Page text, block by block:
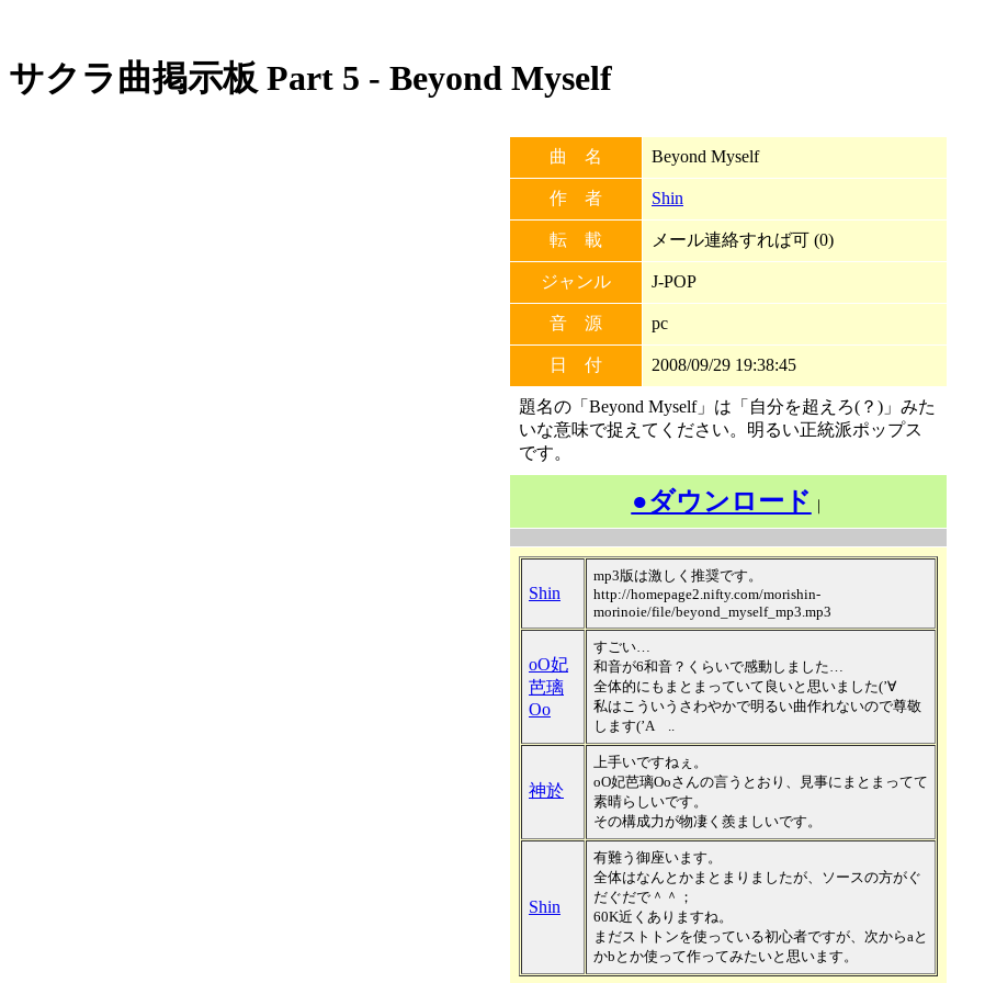
サクラ曲掲示板 Part 5 - Beyond Myself
曲 名 Beyond Myself
作 者 Shin
転 載 メール連絡すれば可 (0)
ジャンル J-POP
音 源 pc
日 付 2008/09/29 19:38:45
題名の「Beyond Myself」は「自分を超えろ(？)」みた
いな意味で捉えてください。明るい正統派ポップス
です。
●ダウンロード ｜
Shin
mp3版は激しく推奨です。
http://homepage2.nifty.com/morishin-
morinoie/file/beyond_myself_mp3.mp3
oO妃
芭璃
Oo
すごい…
和音が6和音？くらいで感動しました…
全体的にもまとまっていて良いと思いました(’∀
私はこういうさわやかで明るい曲作れないので尊敬
します(’A ..
神於
上手いですねぇ。
oO妃芭璃Ooさんの言うとおり、見事にまとまってて
素晴らしいです。
その構成力が物凄く羨ましいです。
Shin
有難う御座います。
全体はなんとかまとまりましたが、ソースの方がぐ
だぐだで＾＾；
60K近くありますね。
まだストトンを使っている初心者ですが、次からaと
かbとか使って作ってみたいと思います。